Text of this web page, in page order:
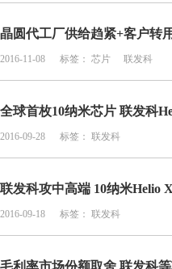
晶圆代工厂供给趋紧+客户转
2016-11-08 标签： 芯片 联发科
全球首枚10纳米芯片 联发科
2016-09-28 标签： 联发科
联发科攻中高端 10纳米Helio
2016-09-18 标签： 联发科
毛利率市场份额取舍 联发科